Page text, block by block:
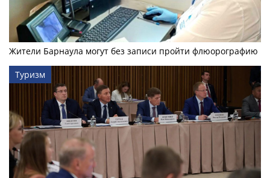
Жители Барнаула могут без записи пройти флюорографию
Туризм